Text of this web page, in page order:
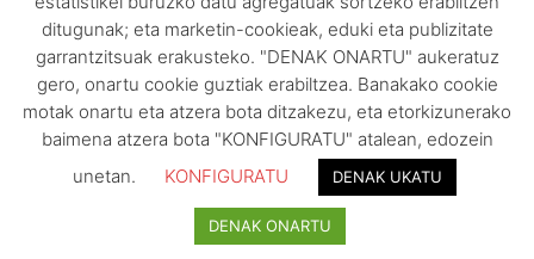
ditugunak; eta marketin-cookieak, eduki eta publizitate
garrantzitsuak erakusteko. "DENAK ONARTU" aukeratuz
gero, onartu cookie guztiak erabiltzea. Banakako cookie
motak onartu eta atzera bota ditzakezu, eta etorkizunerako
baimena atzera bota "KONFIGURATU" atalean, edozein
unetan.
KONFIGURATU DENAK UKATU
DENAK ONARTU